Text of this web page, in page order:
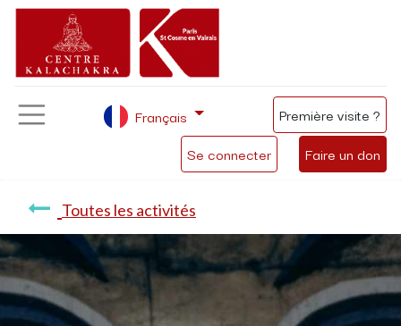
Se connecter Faire un don
Français Première visite ?
Toutes les activités